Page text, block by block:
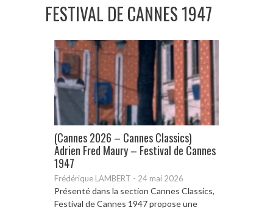
FESTIVAL DE CANNES 1947
(Cannes 2026 – Cannes Classics)
Adrien Fred Maury – Festival de Cannes
1947
Frédérique LAMBERT - 24 mai 2026
Présenté dans la section Cannes Classics,
Festival de Cannes 1947 propose une